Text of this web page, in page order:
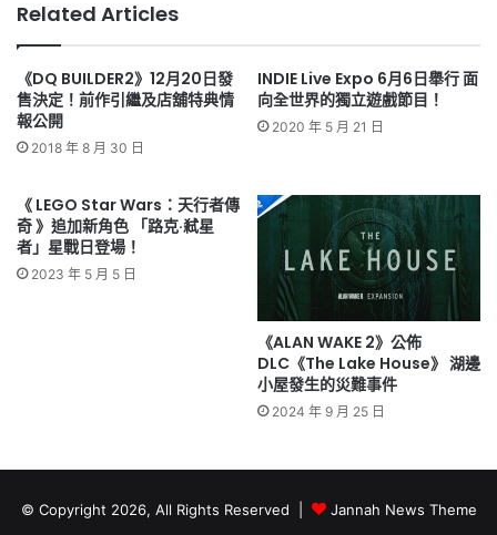
Related Articles
《DQ BUILDER2》12月20日發
售決定！前作引繼及店舖特典情
報公開
2018 年 8 月 30 日
INDIE Live Expo 6月6日舉行 面
向全世界的獨立遊戲節目！
2020 年 5 月 21 日
《 LEGO Star Wars：天行者傳
奇 》追加新角色 「路克·弒星
者」星戰日登場！
2023 年 5 月 5 日
《ALAN WAKE 2》公佈
DLC《The Lake House》 湖邊
小屋發生的災難事件
2024 年 9 月 25 日
© Copyright 2026, All Rights Reserved | Jannah News Theme